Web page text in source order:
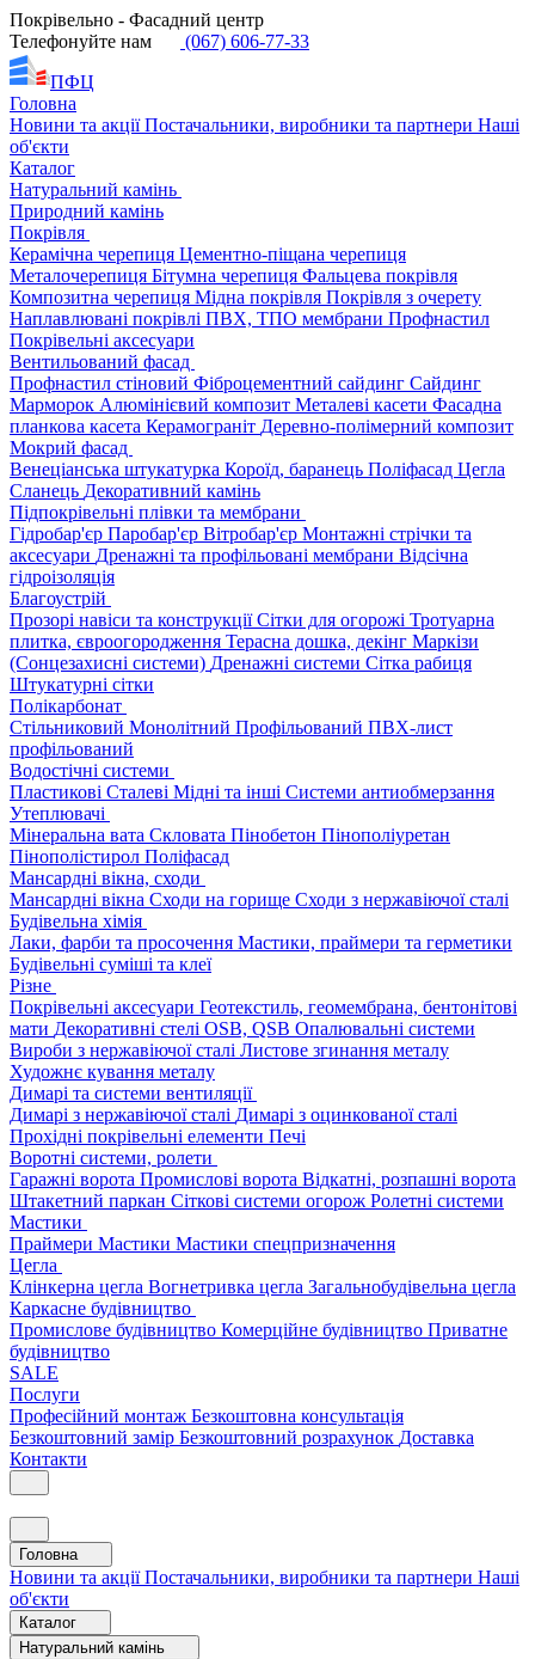
Покрівельно - Фасадний центр
Телефонуйте нам
(067) 606-77-33
ПФЦ
Головна
Новини та акціїПостачальники, виробники та партнери Наші
об'єкти
Каталог
Натуральний камінь
Природний камінь
Покрівля
Керамічна черепиця Цементно-піщана черепиця
Металочерепиця Бітумна черепиця Фальцева покрівля
Композитна черепиця Мідна покрівля Покрівля з очерету
Наплавлювані покрівлі ПВХ, ТПО мембрани Профнастил
Покрівельні аксесуари
Вентильований фасад
Профнастил стіновий Фіброцементний сайдинг Сайдинг
Марморок Алюмінієвий композит Металеві касети Фасадна
планкова касета Керамограніт Деревно-полімерний композит
Мокрий фасад
Венеціанська штукатурка Короїд, баранець Поліфасад Цегла
Сланець Декоративний камінь
Підпокрівельні плівки та мембрани
Гідробар'єр Паробар'єр Вітробар'єр Монтажні стрічки та
аксесуари Дренажні та профільовані мембрани Відсічна
гідроізоляція
Благоустрій
Прозорі навіси та конструкціїСітки для огорожі Тротуарна
плитка, євроогородження Терасна дошка, декінг Маркізи
(Сонцезахисні системи) Дренажні системи Сітка рабиця
Штукатурні сітки
Полікарбонат
Стільниковий Монолітний Профільований ПВХ-лист
профільований
Водостічні системи
Пластикові Сталеві Мідні та інші Системи антиобмерзання
Утеплювачі
Мінеральна вата Скловата Пінобетон Пінополіуретан
Пінополістирол Поліфасад
Мансардні вікна, сходи
Мансардні вікна Сходи на горище Сходи з нержавіючої сталі
Будівельна хімія
Лаки, фарби та просочення Мастики, праймери та герметики
Будівельні суміші та клеї
Різне
Покрівельні аксесуари Геотекстиль, геомембрана, бентонітові
мати Декоративні стелі OSB, QSB Опалювальні системи
Вироби з нержавіючої сталі Листове згинання металу
Художнє кування металу
Димарі та системи вентиляції
Димарі з нержавіючої сталі Димарі з оцинкованої сталі
Прохідні покрівельні елементи Печі
Воротні системи, ролети
Гаражні ворота Промислові ворота Відкатні, розпашні ворота
Штакетний паркан Сіткові системи огорож Ролетні системи
Мастики
Праймери Мастики Мастики спецпризначення
Цегла
Клінкерна цегла Вогнетривка цегла Загальнобудівельна цегла
Каркасне будівництво
Промислове будівництво Комерційне будівництво Приватне
будівництво
SALE
Послуги
Професійний монтаж Безкоштовна консультація
Безкоштовний замір Безкоштовний розрахунок Доставка
Контакти
Головна
Новини та акціїПостачальники, виробники та партнери Наші
об'єкти
Каталог
Натуральний камінь